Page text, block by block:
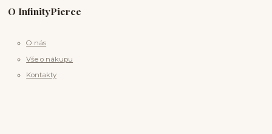
O InfinityPierce
O nás
Vše o nákupu
Kontakty